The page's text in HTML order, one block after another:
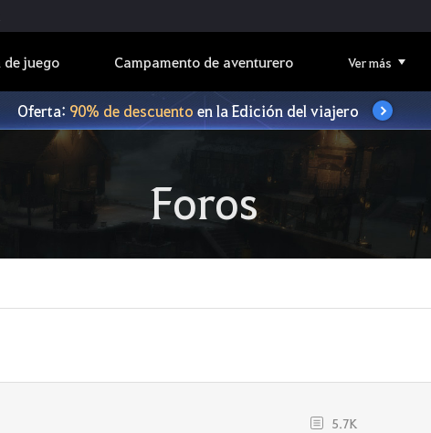
juego Campamento de aventurero Ver más
Oferta: 90% de descuentoen la Edición del viajero
Foros
5.7K